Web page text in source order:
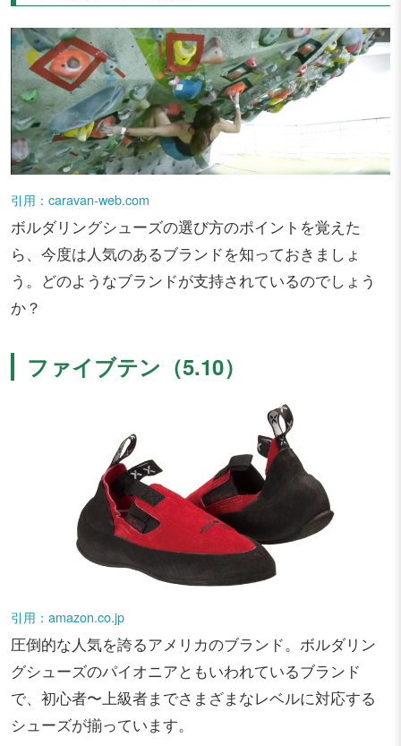
引用：caravan-web.com
ボルダリングシューズの選び方のポイントを覚えた
ら、今度は人気のあるブランドを知っておきましょ
う。どのようなブランドが支持されているのでしょう
か？
ファイブテン（5.10）
引用：amazon.co.jp
圧倒的な人気を誇るアメリカのブランド。ボルダリン
グシューズのパイオニアともいわれているブランド
で、初心者〜上級者までさまざまなレベルに対応する
シューズが揃っています。